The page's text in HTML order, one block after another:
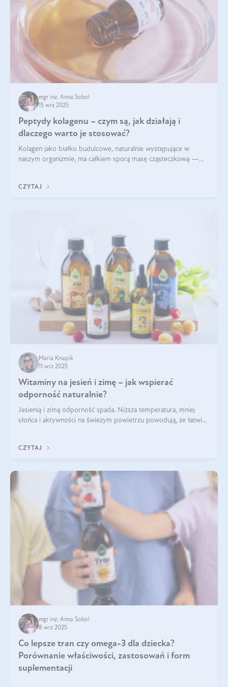
mgr inż. Anna Sobol
15 wrz 2025
Peptydy kolagenu – czym są, jak działają i
dlaczego warto je stosować?
Kolagen jako białko budulcowe, naturalnie występujące w
naszym organizmie, ma całkiem sporą masę cząsteczkową —
bardziej biodostępny
CZYTAJ
Maria Knapik
11 wrz 2025
Witaminy na jesień i zimę – jak wspierać
odporność naturalnie?
Jesienią i zimą odporność spada. Niższa temperatura, mniej
słońca i aktywności na świeżym powietrzu powodują, że łatwiej
suplementować jesienią i zimą?
CZYTAJ
mgr inż. Anna Sobol
8 wrz 2025
Co lepsze tran czy omega-3 dla dziecka?
Porównanie właściwości, zastosowań i form
suplementacji